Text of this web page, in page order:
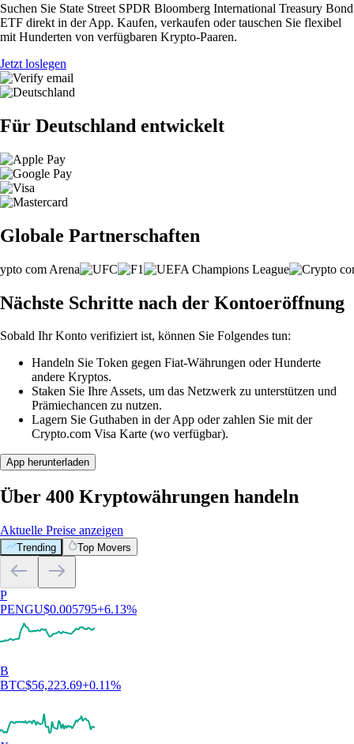
Suchen Sie State Street SPDR Bloomberg International Treasury Bond
ETF direkt in der App. Kaufen, verkaufen oder tauschen Sie flexibel
mit Hunderten von verfügbaren Krypto-Paaren.
Jetzt loslegen
Für Deutschland entwickelt
Globale Partnerschaften
Nächste Schritte nach der Kontoeröffnung
Sobald Ihr Konto verifiziert ist, können Sie Folgendes tun:
Handeln Sie Token gegen Fiat-Währungen oder Hunderte
andere Kryptos.
Staken Sie Ihre Assets, um das Netzwerk zu unterstützen und
Prämiechancen zu nutzen.
Lagern Sie Guthaben in der App oder zahlen Sie mit der
Crypto.com Visa Karte (wo verfügbar).
App herunterladen
Über 400 Kryptowährungen handeln
Aktuelle Preise anzeigen
Trending Top Movers
P
PENGU$0.005795+6.13%
B
BTC$56,223.69+0.11%